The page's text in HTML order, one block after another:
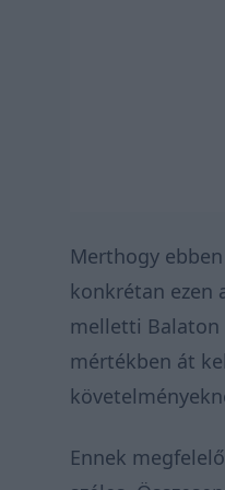
Merthogy
konkrétan ezen
melletti Balaton
mértékben át
Ennek